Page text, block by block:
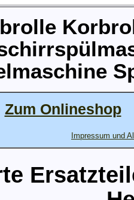
Zum Onlineshop
Impressum und